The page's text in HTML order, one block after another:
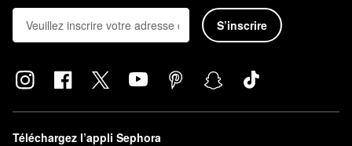
S’inscrire
Téléchargez l’appli Sephora